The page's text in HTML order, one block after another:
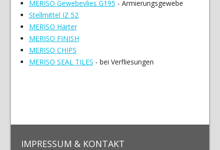
MERISO Gewebevlies G195 - Armierungsgewebe
Stellmittel IZ 52
MERISO Härter
MERISO FINISH
MERISO CHIPS
MERISO SEAL TILES - bei Verfliesungen
IMPRESSUM & KONTAKT